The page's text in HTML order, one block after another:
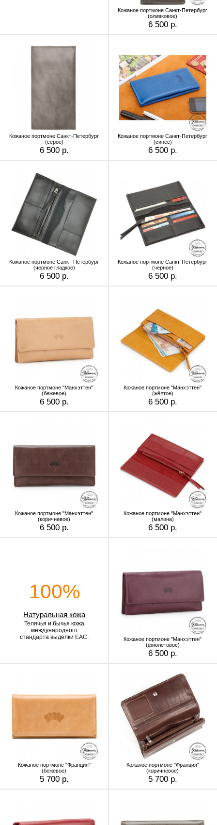
Кожаное портмоне Санкт-Петербург
(оливковое)
6 500 р.
Кожаное портмоне Санкт-Петербург
(серое)
6 500 р.
Кожаное портмоне Санкт-Петербург
(синее)
6 500 р.
Кожаное портмоне Санкт-Петербург
(черное гладкое)
6 500 р.
Кожаное портмоне Санкт-Петербург
(черное)
6 500 р.
Кожаное портмоне "Манхэттен"
(бежевое)
6 500 р.
Кожаное портмоне "Манхэттен"
(жёлтое)
6 500 р.
Кожаное портмоне "Манхэттен"
(коричневое)
6 500 р.
Кожаное портмоне "Манхэттен"
(малина)
6 500 р.
100%
Натуральная кожа
Телячья и бычья кожа
международного
стандарта выделки EAC.
Кожаное портмоне "Манхэттен"
(фиолетовое)
6 500 р.
Кожаное портмоне "Франция"
(бежевое)
5 700 р.
Кожаное портмоне "Франция"
(коричневое)
5 700 р.